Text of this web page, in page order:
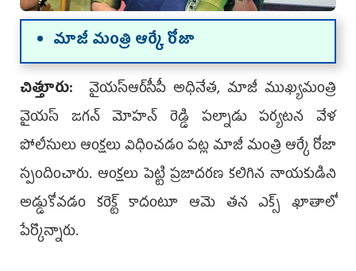
మాజీ మంత్రి ఆర్కే రోజా
చిత్తూరు: వైయ‌స్ఆర్‌సీపీ అధినేత, మాజీ ముఖ్య‌మంత్రి
వైయ‌స్ జ‌గ‌న్ మోహ‌న్ రెడ్డి పల్నాడు పర్యటన వేళ
పోలీసులు ఆంక్షలు విధించ‌డం ప‌ట్ల మాజీ మంత్రి ఆర్కే రోజా
స్పందించారు. ఆంక్ష‌లు పెట్టి ప్ర‌జాద‌ర‌ణ క‌లిగిన నాయ‌కుడిని
అడ్డుకోవ‌డం క‌రెక్ట్ కాదంటూ ఆమె త‌న ఎక్స్ ఖాతాలో
పేర్కొన్నారు.